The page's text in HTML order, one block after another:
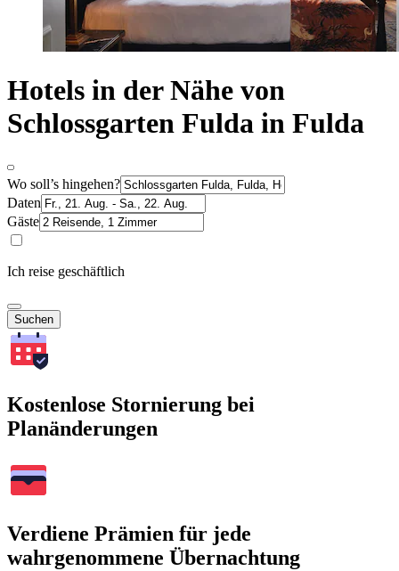
Hotels in der Nähe von
Schlossgarten Fulda in Fulda
Wo soll’s hingehen?
Daten
Gäste
Ich reise geschäftlich
Suchen
Kostenlose Stornierung bei
Planänderungen
Verdiene Prämien für jede
wahrgenommene Übernachtung